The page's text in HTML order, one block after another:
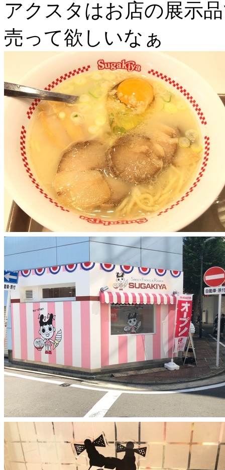
アクスタはお店の展示
売って欲しいなぁ